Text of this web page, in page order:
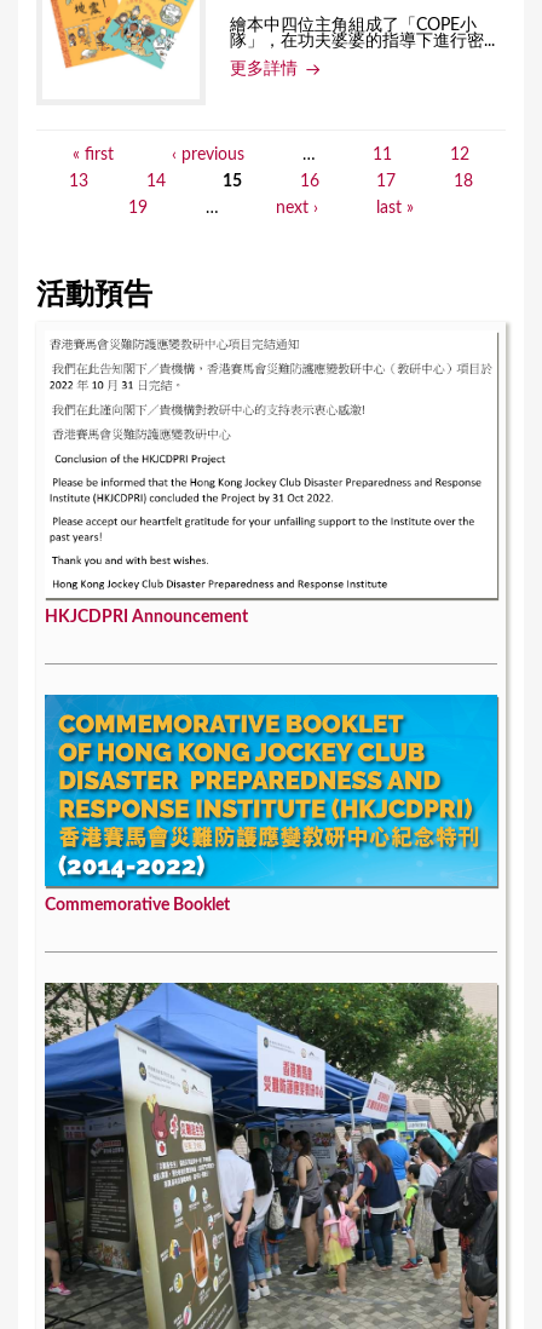
繪本中四位主角組成了「COPE小
隊」，在功夫婆婆的指導下進行密...
更多詳情
e
« first ‹ previous … 11
12
13
14 15 16 17
18
19
… next › last »
活動預告
HKJCDPRI Announcement
Commemorative Booklet